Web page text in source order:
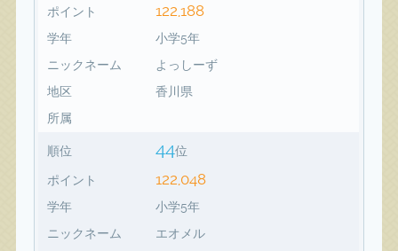
ポイント 122,188
学年
小学5年
ニックネーム
よっしーず
地区
香川県
所属
順位 44位
ポイント 122,048
学年
小学5年
ニックネーム
エオメル